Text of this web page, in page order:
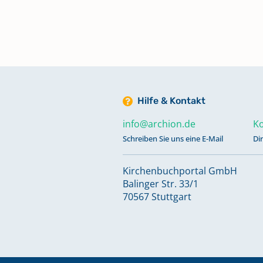
Konfirmationen 1831 - 1951
Konfirmationen 1952 - 2009
Keine verfügbaren Digitalisate
Konfirmationen 2010 - 2016
Keine verfügbaren Digitalisate
Trauungen 1666 - 1750, 1753 -
Hilfe & Kontakt
info@archion.de
Schreiben Sie uns eine E-Mail
Kirchenbuchportal GmbH
Balinger Str. 33/1
70567 Stuttgart